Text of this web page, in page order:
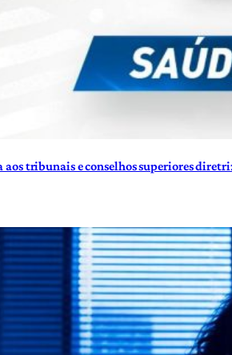
aos tribunais e conselhos superiores